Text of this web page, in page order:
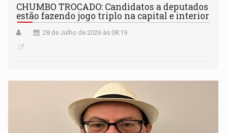
CHUMBO TROCADO: Candidatos a deputados
estão fazendo jogo triplo na capital e interior
28 de Julho de 2026 às 08:19